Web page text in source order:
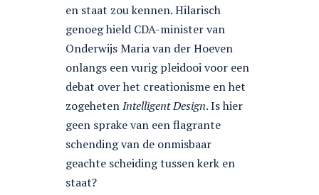
en staat zou kennen. Hilarisch
genoeg hield CDA-minister van
Onderwijs Maria van der Hoeven
onlangs een vurig pleidooi voor een
debat over het creationisme en het
zogehetenIntelligent Design. Is hier
geen sprake van een flagrante
schending van de onmisbaar
geachte scheiding tussen kerk en
staat?